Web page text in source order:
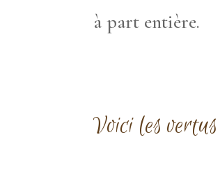
à part entière.
Voici les